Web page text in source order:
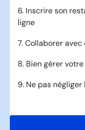
6. Inscrire son
ligne
7. Collaborer
8. Bien gérer
9. Ne pas